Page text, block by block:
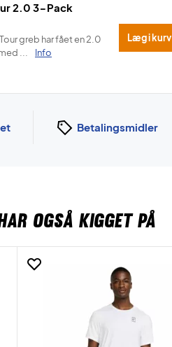
2.0 3-Pack
greb har fået en 2.0
...
Info
Læg i kurv
Betalingsmidler
OGSÅ KIGGET PÅ